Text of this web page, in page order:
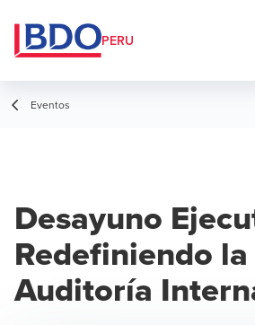
PERU
Eventos
Desayuno
Redefiniendo la
Auditoría